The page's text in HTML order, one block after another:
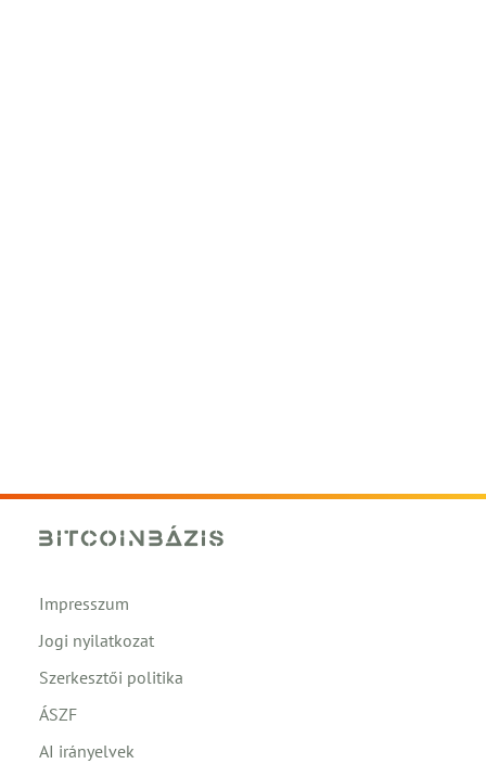
Impresszum
Jogi nyilatkozat
Szerkesztői politika
ÁSZF
AI irányelvek